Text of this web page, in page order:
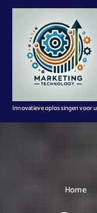
n
Innovatieve oplossingen voor
Home